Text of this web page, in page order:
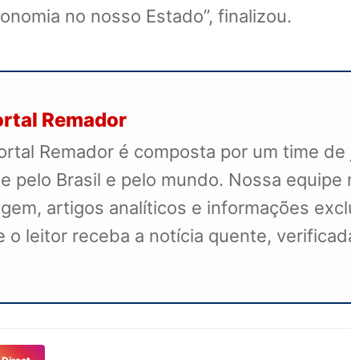
no nosso Estado”, finalizou.
Remador
Remador é composta por um time
pelo Brasil e pelo mundo. Nossa
artigos analíticos e informações
o leitor receba a notícia quente,